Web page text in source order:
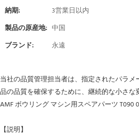
納期:
3営業日以内
製品の原産地: 中国
ブランド:
永遠
当社の品質管理担当者は、指定されたパラ
品の品質を確保するために、継続的な小さな
AMF ボウリング マシン用スペアパーツ T090
【説明】